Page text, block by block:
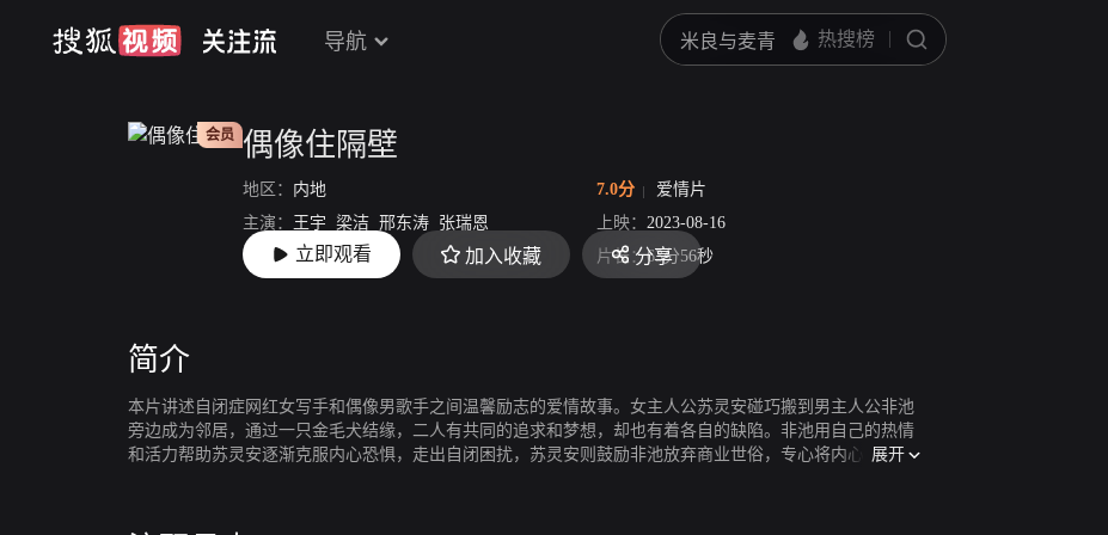
导航
会员 偶像住隔壁
地区： 内地 7.0分
爱情片
主演：
王宇 梁洁 邢东涛 张瑞恩 上映： 2023-08-16
导演： 邵进 片长：63分56秒
立即观看 加入收藏 分享
简介
本片讲述自闭症网红女写手和偶像男歌手之间温馨励志的爱情故事。女主人公苏灵安碰巧搬到男主人公非池
旁边成为邻居，通过一只金毛犬结缘，二人有共同的追求和梦想，却也有着各自的缺陷。非池用自己的热情
和活力帮助苏灵安逐渐克服内心恐惧，走出自闭困扰，苏灵安则鼓励非池放弃商业世俗，专心将内心的情感
展开